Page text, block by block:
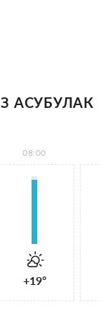
АСУБУЛАК
08:00
+19°